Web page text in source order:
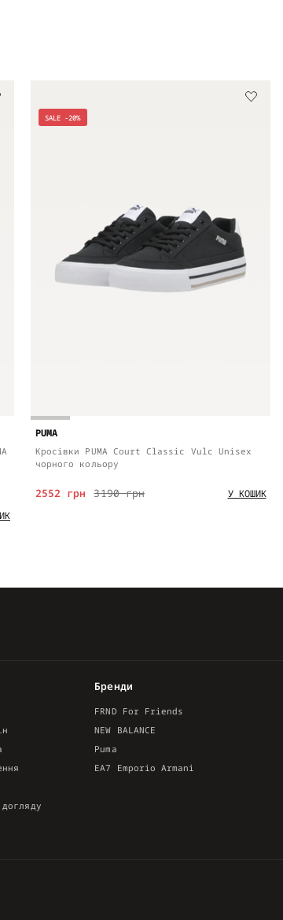
SALE -20%
PUMA
Кросівки PUMA Court Classic Vulc Unisex
чорного кольору
3190 грн
2552 грн У КОШИК
Бренди
FRND For Friends
NEW BALANCE
Puma
EA7 Emporio Armani